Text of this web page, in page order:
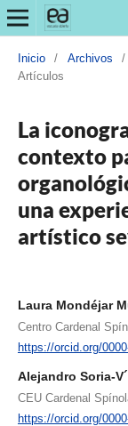
Inicio / Archivos /
Artículos
La
contexto
una
artístico
Laura Mondéjar
Centro Cardenal
https://orcid.org/
Alejandro Soria-
CEU Cardenal
https://orcid.org/